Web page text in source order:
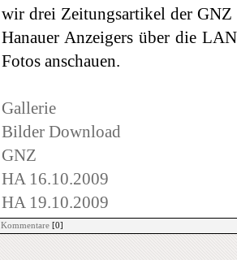
wir drei Zeitungsartikel der GNZ
Hanauer Anzeigers über die
Fotos anschauen.
Gallerie
Bilder Download
GNZ
HA 16.10.2009
HA 19.10.2009
Kommentare [0]